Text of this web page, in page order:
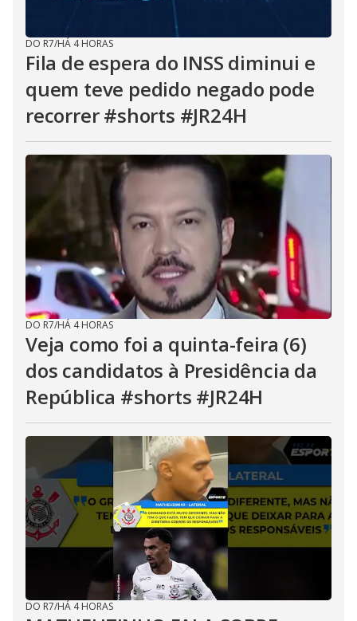
DO R7/HÁ 4 HORAS
Fila de espera do INSS diminui e
quem teve pedido negado pode
recorrer #shorts #JR24H
DO R7/HÁ 4 HORAS
Veja como foi a quinta-feira (6)
dos candidatos à Presidência da
República #shorts #JR24H
DO R7/HÁ 4 HORAS